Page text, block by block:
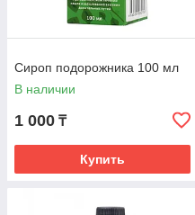
Сироп подорожника 100 мл
В наличии
1 000 ₸
Купить